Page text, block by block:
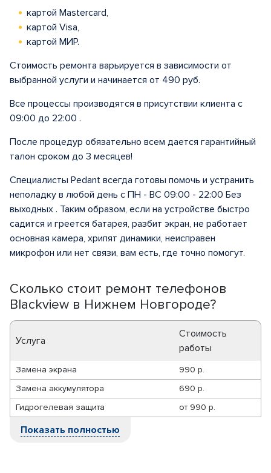
Сколько стоит ремонт телефонов
Blackview в Нижнем Новгороде?
Услуга
Стоимость
работы
Замена экрана
990 р.
Замена аккумулятора
690 р.
Гидрогелевая защита
от 990 р.
Показать полностью
картой Mastercard,
картой Visa,
картой МИР.
Стоимость ремонта варьируется в зависимости от
выбранной услуги и начинается от 490 руб.
Все процессы производятся в присутствии клиента с
09:00 до 22:00 .
После процедур обязательно всем дается гарантийный
талон сроком до 3 месяцев!
Специалисты Pedant всегда готовы помочь и устранить
неполадку в любой день с ПН - ВС 09:00 - 22:00 Без
выходных . Таким образом, если на устройстве быстро
садится и греется батарея, разбит экран, не работает
основная камера, хрипят динамики, неисправен
микрофон или нет связи, вам есть, где точно помогут.